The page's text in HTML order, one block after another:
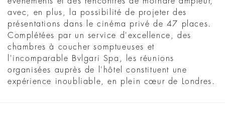
avec, en plus, la possibilité de projeter des
présentations dans le cinéma privé de 47 places.
Complétées par un service d'excellence, des
chambres à coucher somptueuses et
l'incomparable Bvlgari Spa, les réunions
organisées auprès de l'hôtel constituent une
expérience inoubliable, en plein cœur de Londres.